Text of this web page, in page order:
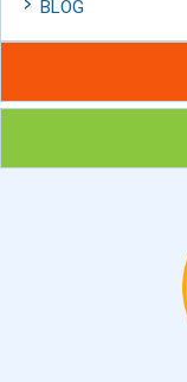
BLOG
Hubněte s
Chcete poradit s